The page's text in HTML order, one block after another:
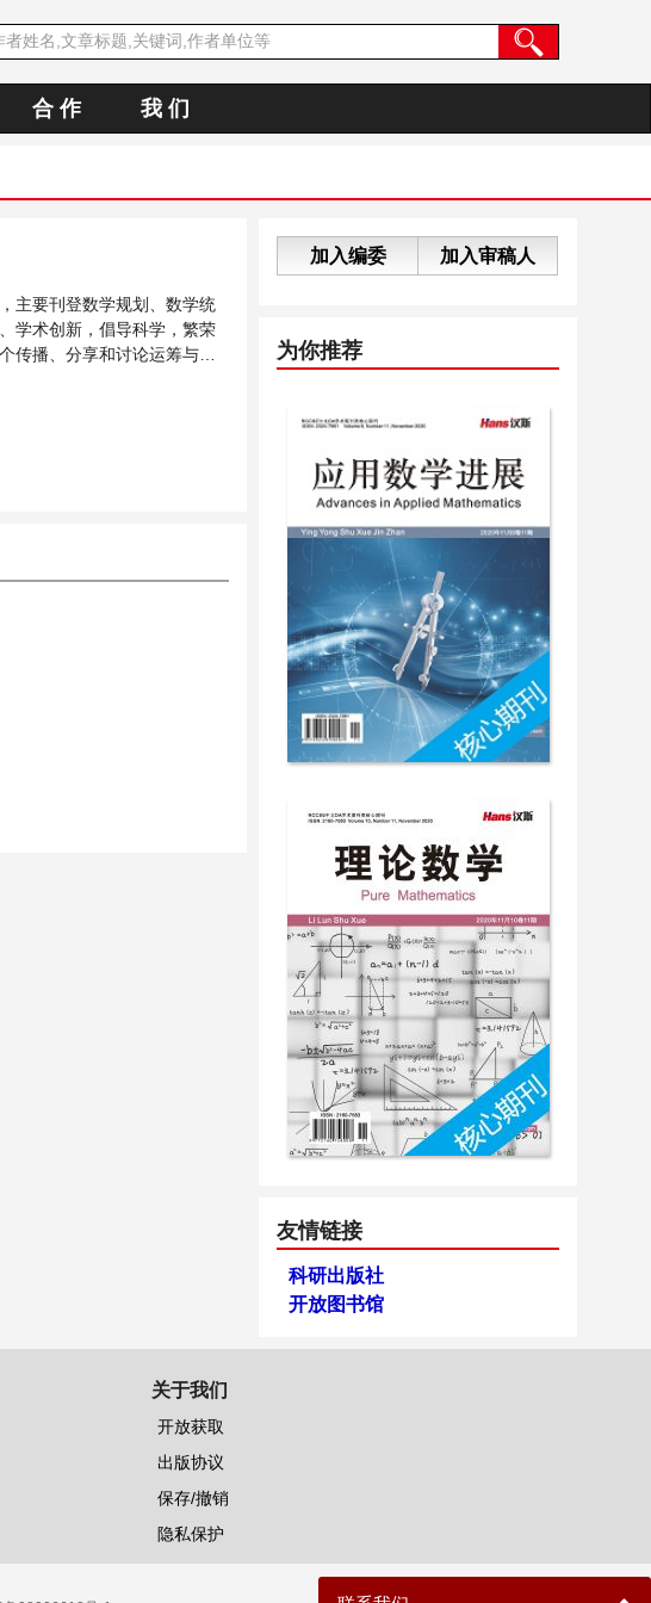
合 作 我 们
主要刊登数学规划、数学统
学术创新，倡导科学，繁荣
传播、分享和讨论运筹与模
加入编委 加入审稿人
为你推荐
友情链接
科研出版社
开放图书馆
关于我们
开放获取
出版协议
保存/撤销
隐私保护